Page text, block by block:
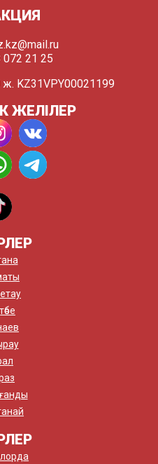
072 21 25
ж. KZ31VPY00021199
ЖЕЛІЛЕР